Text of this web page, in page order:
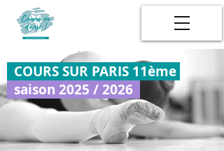
COURS SUR PARIS 11ème
saison 2025 / 2026